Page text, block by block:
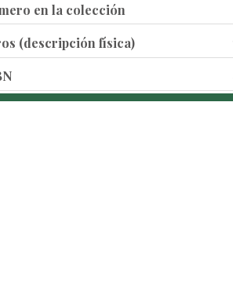
en la colección
(descripción física)